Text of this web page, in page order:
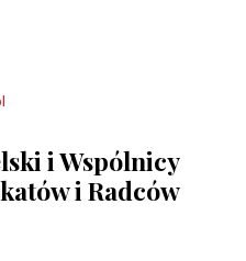
i Wspólnicy
i Radców